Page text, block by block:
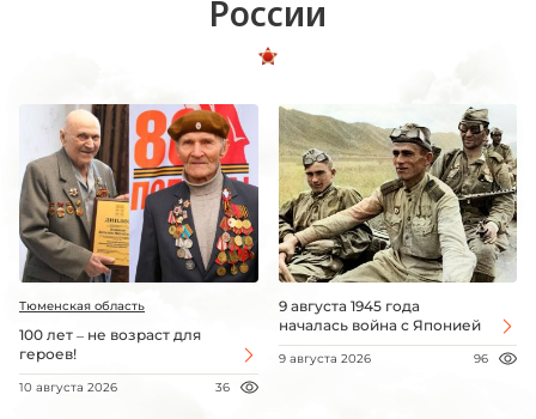
России
Тюменская область
100 лет – не возраст для
героев!
10 августа 2026 36
9 августа 1945 года
началась война с Японией
9 августа 2026 96